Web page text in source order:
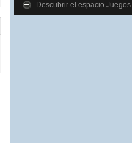
Descubrir el espacio Juegos